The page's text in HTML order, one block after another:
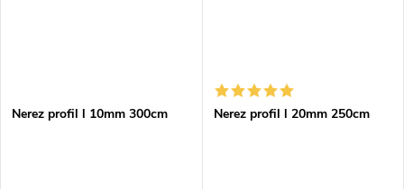
Nerez profil l 10mm 300cm Nerez profil l 20mm 250cm